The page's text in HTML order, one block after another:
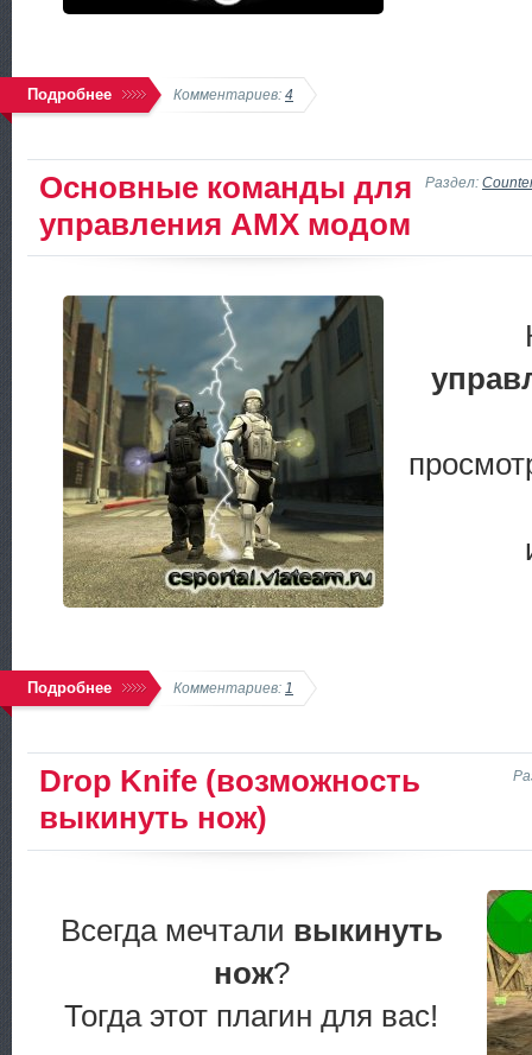
Подробнее Комментариев: 4
Раздел:
Основные команды для
управления AMX модом
Подробнее Комментариев: 1
Drop Knife (возможность
выкинуть нож)
Всегда мечтали выкинуть
нож?
Тогда этот плагин для вас!